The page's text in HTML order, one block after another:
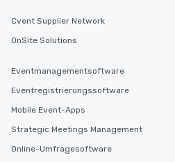
Cvent Supplier Network
OnSite Solutions
Eventmanagementsoftware
Eventregistrierungssoftware
Mobile Event-Apps
Strategic Meetings Management
Online-Umfragesoftware